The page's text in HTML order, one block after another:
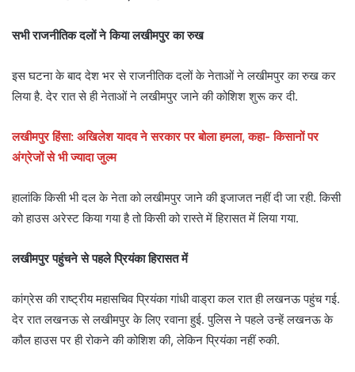
सभी राजनीतिक दलों ने किया लखीमपुर का रुख
इस घटना के बाद देश भर से राजनीतिक दलों के नेताओं ने लखीमपुर का रुख कर
लिया है. देर रात से ही नेताओं ने लखीमपुर जाने की कोशिश शुरू कर दी.
लखीमपुर हिंसा: अखिलेश यादव ने सरकार पर बोला हमला, कहा- किसानों पर
अंग्रेजों से भी ज्यादा जुल्म
हालांकि किसी भी दल के नेता को लखीमपुर जाने की इजाजत नहीं दी जा रही. किसी
को हाउस अरेस्ट किया गया है तो किसी को रास्ते में हिरासत में लिया गया.
लखीमपुर पहुंचने से पहले प्रियंका हिरासत में
कांग्रेस की राष्ट्रीय महासचिव प्रियंका गांधी वाड्रा कल रात ही लखनऊ पहुंच गई.
देर रात लखनऊ से लखीमपुर के लिए रवाना हुई. पुलिस ने पहले उन्हें लखनऊ के
कौल हाउस पर ही रोकने की कोशिश की, लेकिन प्रियंका नहीं रुकी.